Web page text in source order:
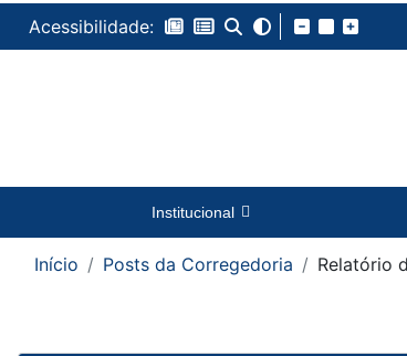
Acessibilidade:
Institucional
Início Posts da Corregedoria Relatório